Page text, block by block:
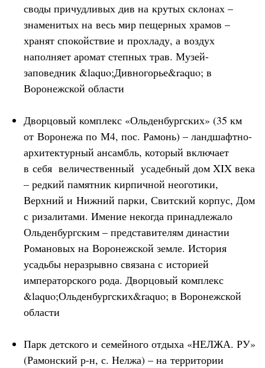
своды причудливых див на крутых склонах –
знаменитых на весь мир пещерных храмов –
хранят спокойствие и прохладу, а воздух
наполняет аромат степных трав. Музей-
заповедник &laquo;Дивногорье&raquo; в
Воронежской области
Дворцовый комплекс «Ольденбургских» (35 км
от Воронежа по М4, пос. Рамонь) – ландшафтно-
архитектурный ансамбль, который включает
в себя величественный усадебный дом XIX века
– редкий памятник кирпичной неоготики,
Верхний и Нижний парки, Свитский корпус, Дом
с ризалитами. Имение некогда принадлежало
Ольденбургским – представителям династии
Романовых на Воронежской земле. История
усадьбы неразрывно связана с историей
императорского рода. Дворцовый комплекс
&laquo;Ольденбургских&raquo; в Воронежской
области
Парк детского и семейного отдыха «НЕЛЖА. РУ»
(Рамонский р-н, с. Нелжа) – на территории